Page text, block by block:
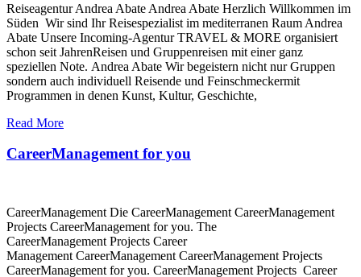
Reiseagentur Andrea Abate Andrea Abate Herzlich Willkommen im
Süden Wir sind Ihr Reisespezialist im mediterranen Raum Andrea
Abate Unsere Incoming-Agentur TRAVEL & MORE organisiert
schon seit JahrenReisen und Gruppenreisen mit einer ganz
speziellen Note. Andrea Abate Wir begeistern nicht nur Gruppen
sondern auch individuell Reisende und Feinschmeckermit
Programmen in denen Kunst, Kultur, Geschichte,
Read More
CareerManagement for you
CareerManagement Die CareerManagement CareerManagement
Projects CareerManagement for you. The
CareerManagement Projects Career
Management CareerManagement CareerManagement Projects
CareerManagement for you. CareerManagement Projects Career